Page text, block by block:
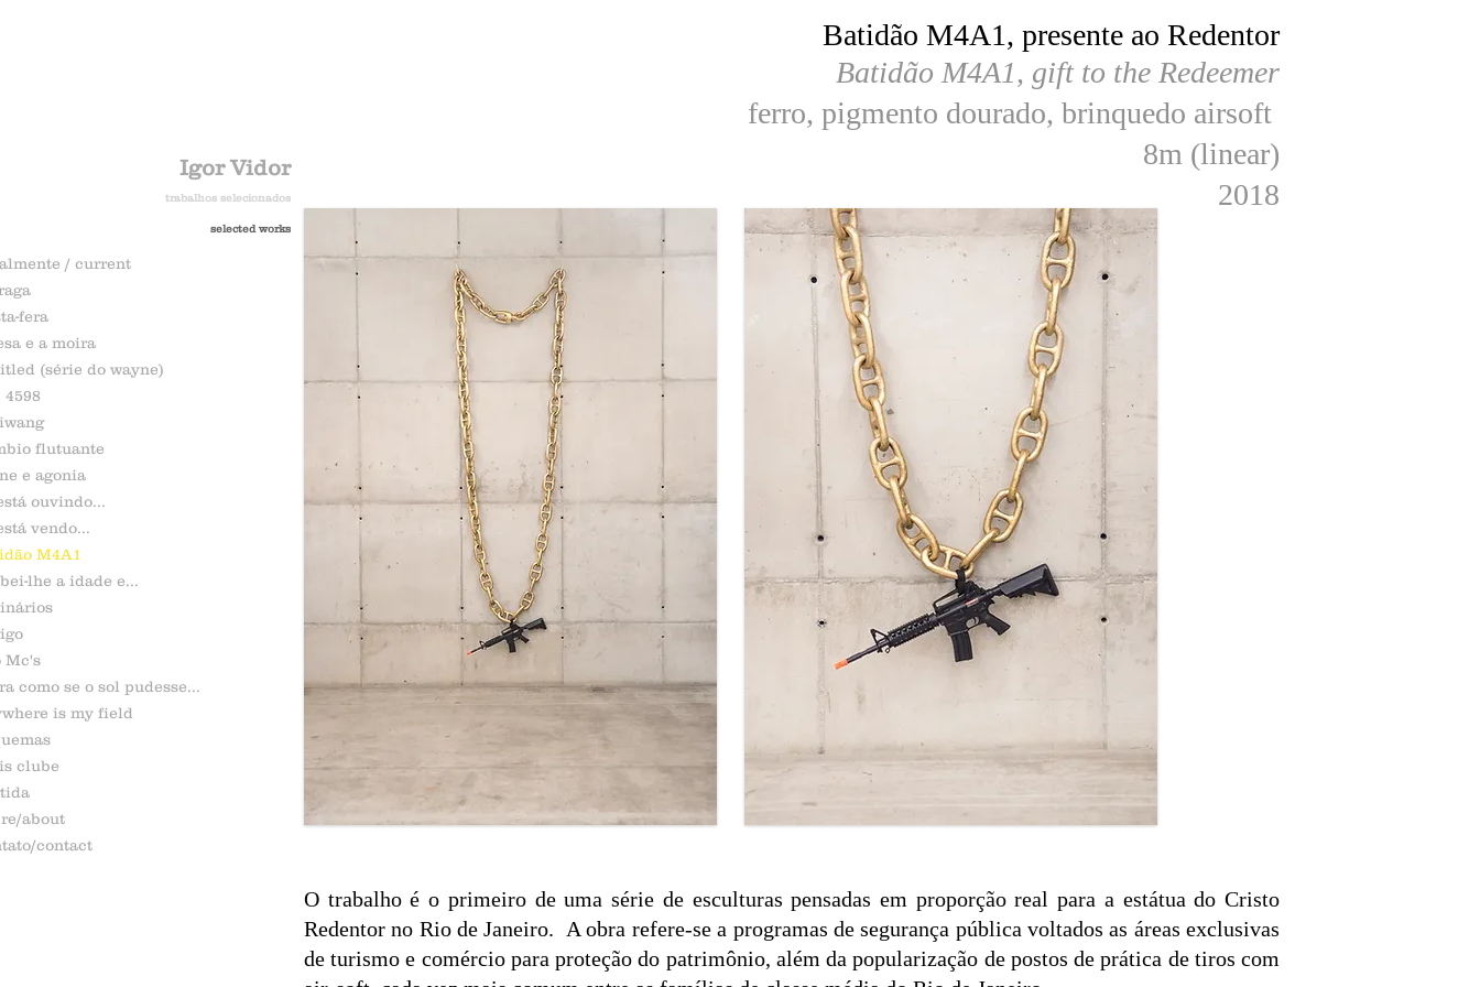
Batidão M4A1, presente ao Redentor
Batidão M4A1, gift to the Redeemer
ferro, pigmento dourado, brinquedo airsoft
8m (linear)
2018
O trabalho é o primeiro de uma série de esculturas pensadas em proporção real para a estátua do Cristo
Redentor no Rio de Janeiro. A obra refere-se a programas de segurança pública voltados as áreas exclusivas
de turismo e comércio para proteção do patrimônio, além da popularização de postos de prática de tiros com
Igor Vidor
trabalhos selecionados
selected works
/ current
fera
e a moira
(série do wayne)
4598
flutuante
e agonia
ouvindo...
vendo...
M4A1
lhe a idade e...
Mc's
como se o sol pudesse...
is my field
clube
about
contact